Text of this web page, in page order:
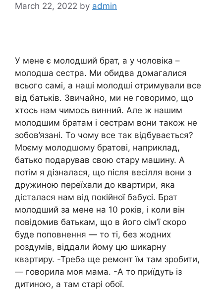
March 22, 2022 by admin
У мене є молодший брат, а у чоловіка –
молодша сестра. Ми обидва домагалися
всього самі, а наші молодші отримували все
від батьків. Звичайно, ми не говоримо, що
хтось нам чимось винний. Але ж нашим
молодшим братам і сестрам вони також не
зобов’язані. То чому все так відбувається?
Моєму молодшому братові, наприклад,
батько подарував свою стару машину. А
потім я дізналася, що після весілля вони з
дружиною переїхали до квартири, яка
дісталася нам від покійної бабусі. Брат
молодший за мене на 10 років, і коли він
повідомив батькам, що в його сім’ї скоро
буде поповнення — то ті, без жодних
роздумів, віддали йому цю шикарну
квартиру. -Треба ще ремонт їм там зробити,
— говорила моя мама. -А то приїдуть із
дитиною, а там старі обої.